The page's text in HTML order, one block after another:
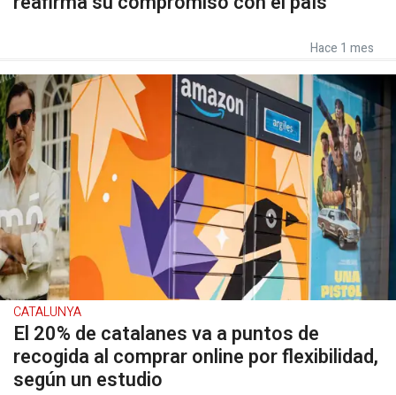
Hace 1 mes
CATALUNYA
El 20% de catalanes va a puntos de
recogida al comprar online por flexibilidad,
según un estudio